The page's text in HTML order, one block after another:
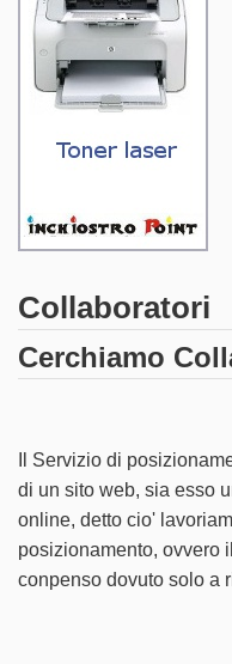
Collaboratori
Cerchiamo
Il Servizio di
di un sito web, sia esso
online, detto cio'
posizionamento, ovvero
conpenso dovuto solo a